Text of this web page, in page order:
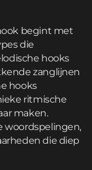
begint met
die
hooks
zanglijnen
hooks
ritmische
maken.
woordspelingen,
die diep